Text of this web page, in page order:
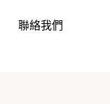
聯絡我們